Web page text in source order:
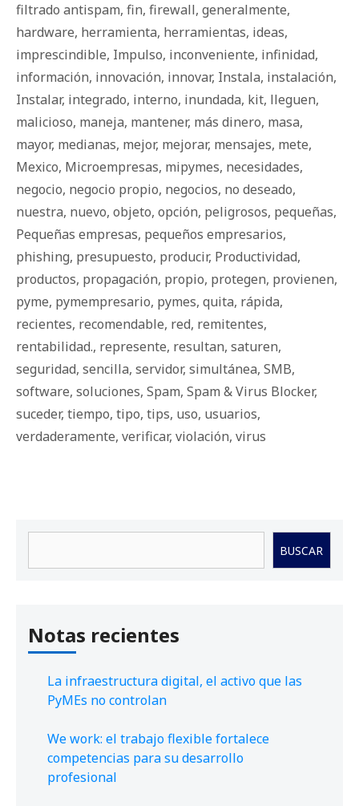
filtrado antispam, fin, firewall, generalmente,
hardware, herramienta, herramientas, ideas,
imprescindible, Impulso, inconveniente, infinidad,
información, innovación, innovar, Instala, instalación,
Instalar, integrado, interno, inundada, kit, lleguen,
malicioso, maneja, mantener, más dinero, masa,
mayor, medianas, mejor, mejorar, mensajes, mete,
Mexico, Microempresas, mipymes, necesidades,
negocio, negocio propio, negocios, no deseado,
nuestra, nuevo, objeto, opción, peligrosos, pequeñas,
Pequeñas empresas, pequeños empresarios,
phishing, presupuesto, producir, Productividad,
productos, propagación, propio, protegen, provienen,
pyme, pymempresario, pymes, quita, rápida,
recientes, recomendable, red, remitentes,
rentabilidad., represente, resultan, saturen,
seguridad, sencilla, servidor, simultánea, SMB,
software, soluciones, Spam, Spam & Virus Blocker,
suceder, tiempo, tipo, tips, uso, usuarios,
verdaderamente, verificar, violación, virus
BUSCAR
Notas recientes
La infraestructura digital, el activo que las
PyMEs no controlan
We work: el trabajo flexible fortalece
competencias para su desarrollo
profesional